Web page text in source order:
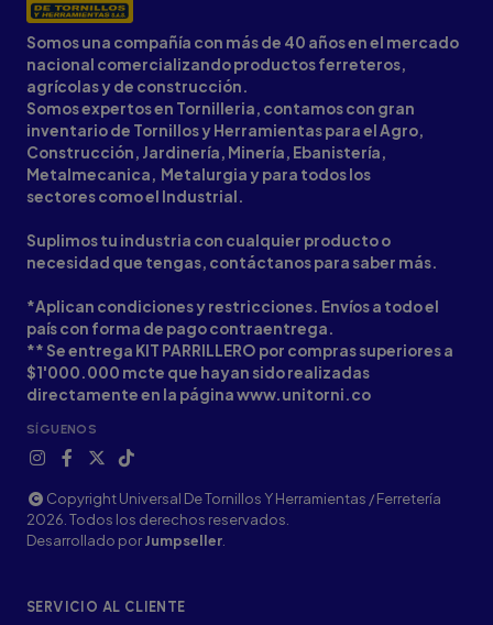
Somos una compañía con más de 40 años en el mercado
nacional comercializando productos ferreteros,
agrícolas y de construcción.
Somos expertos en Tornilleria, contamos con gran
inventario de Tornillos y Herramientas para el Agro,
Construcción, Jardinería, Minería, Ebanistería,
Metalmecanica, Metalurgia y para todos los
sectores como el Industrial.
Suplimos tu industria con cualquier producto o
necesidad que tengas, contáctanos para saber más.
*Aplican condiciones y restricciones. Envíos a todo el
país con forma de pago contraentrega.
** Se entrega KIT PARRILLERO por compras superiores a
$1'000.000 mcte que hayan sido realizadas
directamente en la página www.unitorni.co
SÍGUENOS
Copyright Universal De Tornillos Y Herramientas / Ferretería
2026. Todos los derechos reservados.
Desarrollado porJumpseller.
SERVICIO AL CLIENTE